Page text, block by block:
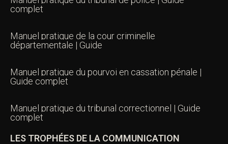
complet
Manuel pratique de la cour criminelle
départementale | Guide
Manuel pratique du pourvoi en cassation pénale |
Guide complet
Manuel pratique du tribunal correctionnel | Guide
complet
LES TROPHÉES DE LA COMMUNICATION